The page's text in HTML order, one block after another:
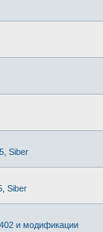
Siber
Siber
и модификации